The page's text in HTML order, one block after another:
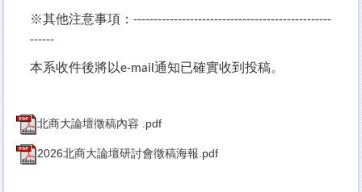
※其他注意事項： -------------------------------------------------
------
本系收件後將以e-mail 通知已確實收到投稿。
北商大論壇徵稿內容 .pdf
2026北商大論壇研討會徵稿海報.pdf